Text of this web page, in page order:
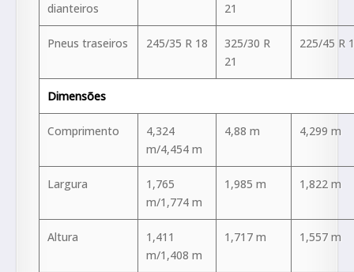
dianteiros
21
Pneus traseiros 245/35 R 18
325/30 R
21
225/45 R
Dimensões
Comprimento
4,324
m/4,454 m
4,88 m 4,299 m
Largura
1,765
m/1,774 m
1,985 m 1,822 m
Altura
1,411
m/1,408 m
1,717 m 1,557 m